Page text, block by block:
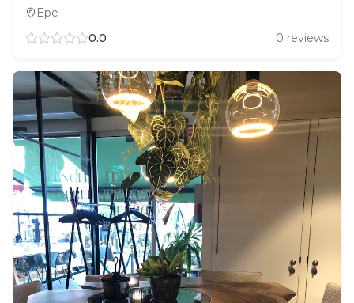
Epe
0.0
0 reviews